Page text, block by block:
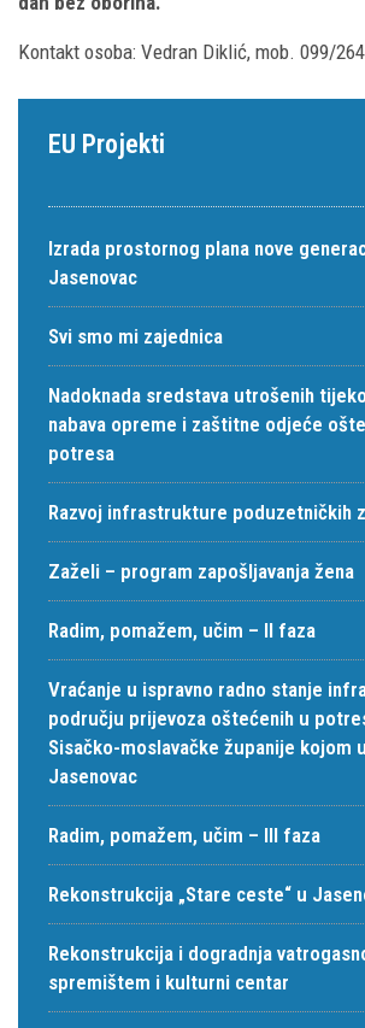
Kontakt osoba: Vedran Diklić, mob. 099/
EU Projekti
Izrada prostornog plana nove
Jasenovac
Svi smo mi zajednica
Nadoknada sredstava utrošenih
nabava opreme i zaštitne odjeće
potresa
Razvoj infrastrukture poduzetničkih
Zaželi – program zapošljavanja žena
Radim, pomažem, učim – II faza
Vraćanje u ispravno radno stanje
području prijevoza oštećenih u
Sisačko-moslavačke županije kojom
Jasenovac
Radim, pomažem, učim – III faza
Rekonstrukcija „Stare ceste“ u
Rekonstrukcija i dogradnja
spremištem i kulturni centar